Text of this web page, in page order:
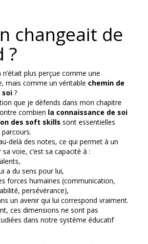
changeait de
?
n’était plus perçue comme une
mais comme un véritable chemin de
soi ?
que je défends dans mon chapitre
combien la connaissance de soi
des soft skills sont essentielles
delà des notes, ce qui permet à un
voie, c’est sa capacité à :
a du sens pour lui,
forces humaines (communication,
persévérance),
un avenir qui lui correspond vraiment.
ces dimensions ne sont pas
dans notre système éducatif